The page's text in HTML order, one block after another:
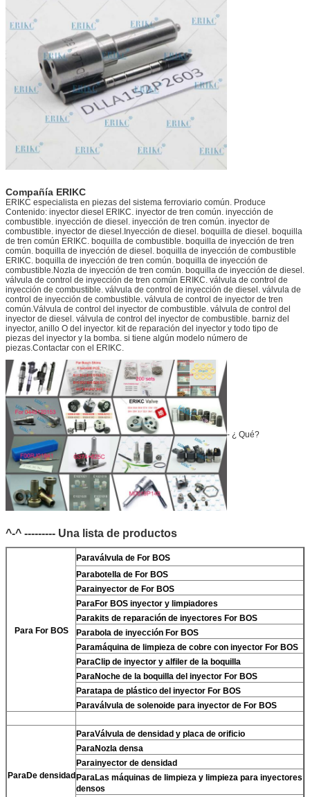
Compañía ERIKC
ERIKC especialista en piezas del sistema ferroviario común. Produce
Contenido: inyector diesel ERIKC. inyector de tren común. inyección de
combustible. inyección de diesel. inyección de tren común. inyector de
combustible. inyector de diesel.Inyección de diesel. boquilla de diesel. boquilla
de tren común ERIKC. boquilla de combustible. boquilla de inyección de tren
común. boquilla de inyección de diesel. boquilla de inyección de combustible
ERIKC. boquilla de inyección de tren común. boquilla de inyección de
combustible.Nozla de inyección de tren común. boquilla de inyección de diesel.
válvula de control de inyección de tren común ERIKC. válvula de control de
inyección de combustible. válvula de control de inyección de diesel. válvula de
control de inyección de combustible. válvula de control de inyector de tren
común.Válvula de control del inyector de combustible. válvula de control del
inyector de diesel. válvula de control del inyector de combustible. barniz del
inyector, anillo O del inyector. kit de reparación del inyector y todo tipo de
piezas del inyector y la bomba. si tiene algún modelo número de
piezas.Contactar con el ERIKC.
- ¿ Qué?
^-^ --------- Una lista de productos
Para For BOS
Paraválvula de For BOS
Parabotella de For BOS
Parainyector de For BOS
ParaFor BOS inyector y limpiadores
Parakits de reparación de inyectores For BOS
Parabola de inyección For BOS
Paramáquina de limpieza de cobre con inyector For BOS
ParaClip de inyector y alfiler de la boquilla
ParaNoche de la boquilla del inyector For BOS
Paratapa de plástico del inyector For BOS
Paraválvula de solenoide para inyector de For BOS
ParaDe densidad
ParaVálvula de densidad y placa de orificio
ParaNozla densa
Parainyector de densidad
ParaLas máquinas de limpieza y limpieza para inyectores
densos